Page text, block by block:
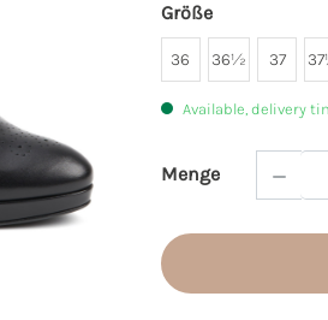
Größe
36 36½ 37
Available, delivery
Menge
Product